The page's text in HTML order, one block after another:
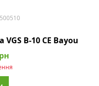
B-10 CE Bayou